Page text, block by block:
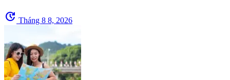
update Tháng 8 8, 2026